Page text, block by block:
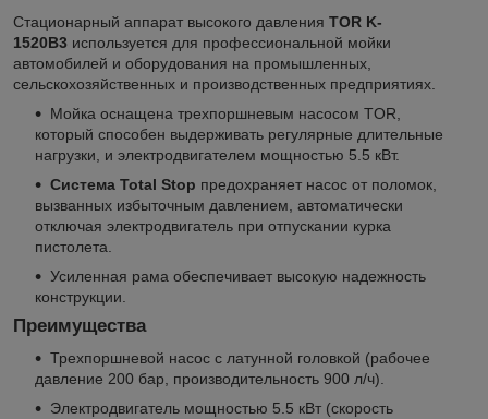
Стационарный аппарат высокого давления TOR K-
1520B3 используется для профессиональной мойки
автомобилей и оборудования на промышленных,
сельскохозяйственных и производственных предприятиях.
Мойка оснащена трехпоршневым насосом TOR,
который способен выдерживать регулярные длительные
нагрузки, и электродвигателем мощностью 5.5 кВт.
Система Total Stop предохраняет насос от поломок,
вызванных избыточным давлением, автоматически
отключая электродвигатель при отпускании курка
пистолета.
Усиленная рама обеспечивает высокую надежность
конструкции.
Преимущества
Трехпоршневой насос с латунной головкой (рабочее
давление 200 бар, производительность 900 л/ч).
Электродвигатель мощностью 5.5 кВт (скорость